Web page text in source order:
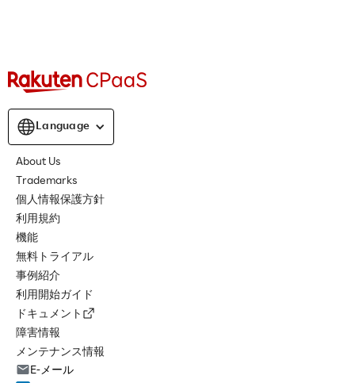
Language
About Us
Trademarks
個人情報保護方針
利用規約
機能
無料トライアル
事例紹介
利用開始ガイド
ドキュメント
障害情報
メンテナンス情報
E-メール